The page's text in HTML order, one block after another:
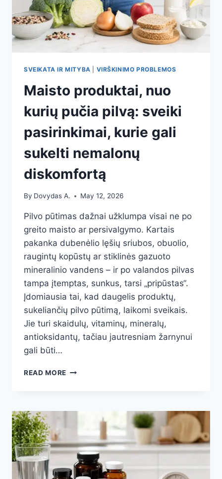
SVEIKATA IR MITYBA VIRŠKINIMO PROBLEMOS
Maisto produktai, nuo
kurių pučia pilvą: sveiki
pasirinkimai, kurie gali
sukelti nemalonų
diskomfortą
By Dovydas A. May 12, 2026
Pilvo pūtimas dažnai užklumpa visai ne po
greito maisto ar persivalgymo. Kartais
pakanka dubenėlio lęšių sriubos, obuolio,
raugintų kopūstų ar stiklinės gazuoto
mineralinio vandens – ir po valandos pilvas
tampa įtemptas, sunkus, tarsi „pripūstas“.
Įdomiausia tai, kad daugelis produktų,
sukeliančių pilvo pūtimą, laikomi sveikais.
Jie turi skaidulų, vitaminų, mineralų,
antioksidantų, tačiau jautresniam žarnynui
gali būti…
READ MORE MAISTO
PUČIA
PASIRINKIMAI,
KURIE
GALI
SUKELTI